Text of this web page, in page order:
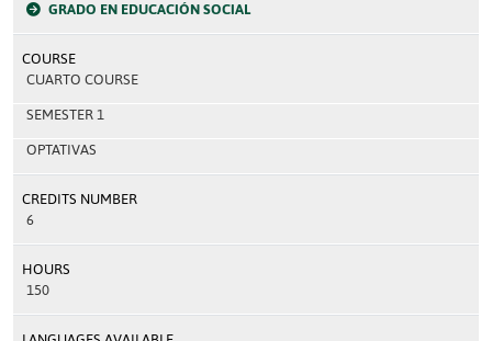
GRADO EN EDUCACIÓN SOCIAL
COURSE
CUARTO COURSE
SEMESTER 1
OPTATIVAS
CREDITS NUMBER
6
HOURS
150